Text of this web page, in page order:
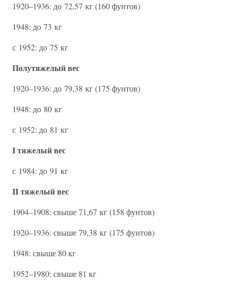
1920–1936: до 72,57 кг (160 фунтов)
1948: до 73 кг
с 1952: до 75 кг
Полутяжелый вес
1920–1936: до 79,38 кг (175 фунтов)
1948: до 80 кг
с 1952: до 81 кг
I тяжелый вес
с 1984: до 91 кг
II тяжелый вес
1904–1908: свыше 71,67 кг (158 фунтов)
1920–1936: свыше 79,38 кг (175 фунтов)
1948: свыше 80 кг
1952–1980: свыше 81 кг